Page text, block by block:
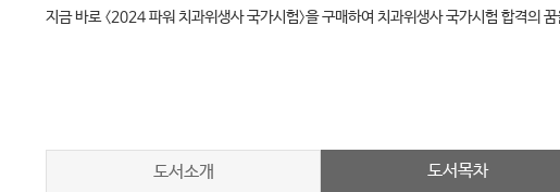
지금 바로 〈2024 파워 치과위생사 국가시험〉을 구매하여 치과위생사 국가시험 합격의
도서소개 도서목차